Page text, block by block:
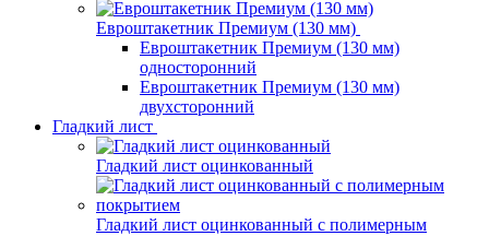
Евроштакетник Премиум (130 мм)
Евроштакетник Премиум (130 мм)
односторонний
Евроштакетник Премиум (130 мм)
двухсторонний
Гладкий лист
Гладкий лист оцинкованный
Гладкий лист оцинкованный с полимерным